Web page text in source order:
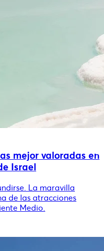
mejor valoradas en
Israel
La maravilla
de las atracciones
Medio.